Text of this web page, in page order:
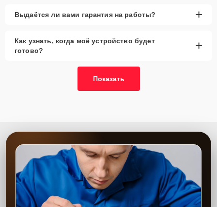
Выдаётся ли вами гарантия на работы? +
Как узнать, когда моё устройство будет
готово?
+
Показать